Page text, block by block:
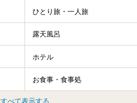
ひとり旅・一人旅
露天風呂
ホテル
お食事・食事処
すべて表示する